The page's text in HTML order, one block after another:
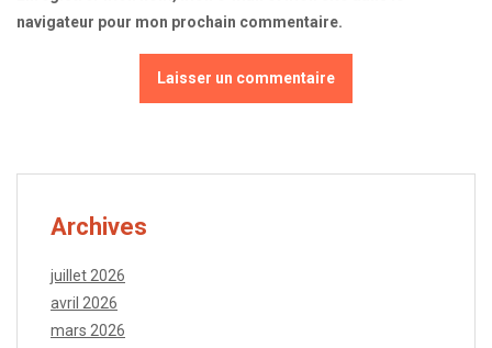
navigateur pour mon prochain commentaire.
Archives
juillet 2026
avril 2026
mars 2026